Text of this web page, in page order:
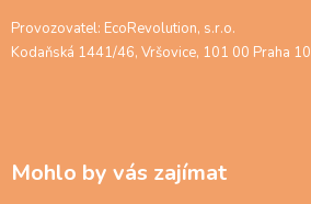
Provozovatel: EcoRevolution, s.r.o.
Kodaňská 1441/46, Vršovice, 101 00 Praha 10
Mohlo by vás zajímat